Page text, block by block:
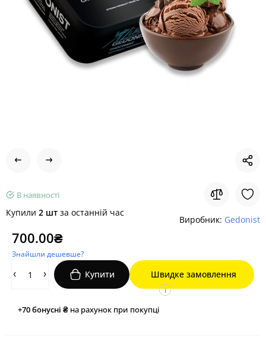
В наявності
Купили 2 шт за останній час
Виробник: Gedonist
700.00₴
Знайшли дешевше?
Купити Швидке замовлення
+70бонусні ₴ на рахунок при покупці
i